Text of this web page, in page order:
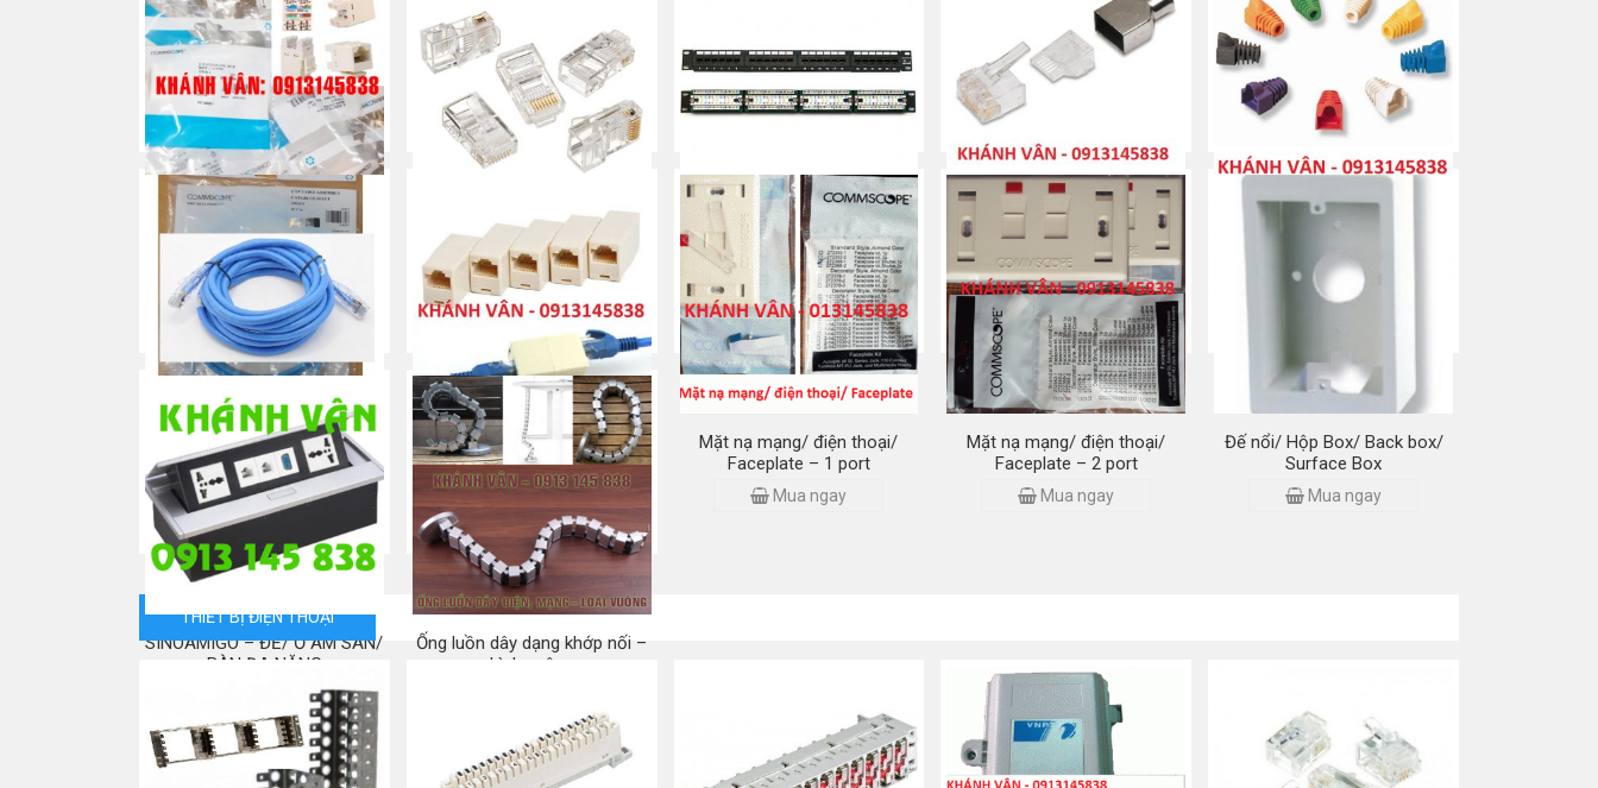
RJ45 Cat 5e – Modular Jack /
Nhân mạng/ Keystone
Mua ngay
RJ45 Cat 5e – Jack/ Plug/
Đầu bấm/ Hạt mạng
Mua ngay
Patch panel 24 port CAT5e
Mua ngay
RJ45 Cat 6 – Plug/ jack/ Đầu
bấm/ Hạt mạng (3 mảnh)
Mua ngay
Colour/ Plug Boot
Mua ngay
Patch cord Cat 5e/ Dây nhảy
mạng
Mua ngay
Đầu nối RJ45 Cat 5E/ Cat 6 –
Connector/ Domino
Mua ngay
Mặt nạ mạng/ điện thoại/
Faceplate – 1 port
Mua ngay
Mặt nạ mạng/ điện thoại/
Faceplate – 2 port
Mua ngay
Đế nổi/ Hộp Box/ Back box/
Surface Box
Mua ngay
SINOAMIGO – ĐẾ/ Ổ ÂM SÀN/
BÀN ĐA NĂNG
Mua ngay
Ống luồn dây dạng khớp nối –
hình vuông
THIẾT BỊ ĐIỆN THOẠI